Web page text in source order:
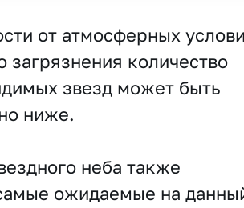
от атмосферных
загрязнения количество
звезд может быть
ниже.
неба также
ожидаемые на